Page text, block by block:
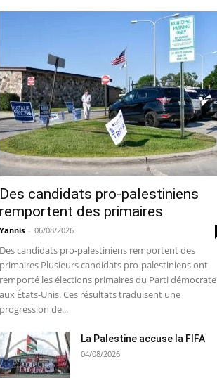
Des candidats pro-palestiniens
remportent des primaires
Yannis - 06/08/2026
Des candidats pro-palestiniens remportent des
primaires Plusieurs candidats pro-palestiniens ont
remporté les élections primaires du Parti démocrate
aux États-Unis. Ces résultats traduisent une
progression de...
La Palestine accuse la FIFA
04/08/2026